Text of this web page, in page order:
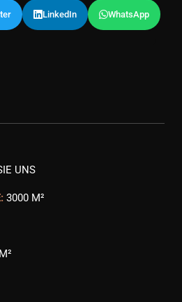
LinkedIn WhatsApp
UNS
3000 M²